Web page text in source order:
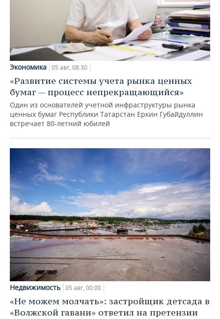
Экономика 05 авг, 08:30
«Развитие системы учета рынка ценных
бумаг — процесс непрекращающийся»
Один из основателей учетной инфраструктуры рынка
ценных бумаг Республики Татарстан Еркин Губайдуллин
встречает 80-летний юбилей
Недвижимость 05 авг, 00:00
«Не можем молчать»: застройщик детсада в
«Волжской гавани» ответил на претензии